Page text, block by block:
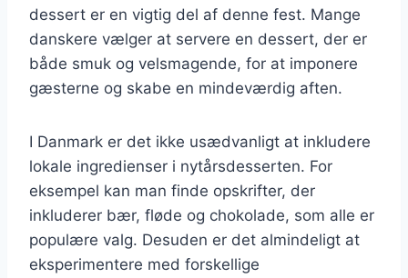
dessert er en vigtig del af denne fest. Mange
danskere vælger at servere en dessert, der er
både smuk og velsmagende, for at imponere
gæsterne og skabe en mindeværdig aften.
I Danmark er det ikke usædvanligt at inkludere
lokale ingredienser i nytårsdesserten. For
eksempel kan man finde opskrifter, der
inkluderer bær, fløde og chokolade, som alle er
populære valg. Desuden er det almindeligt at
eksperimentere med forskellige